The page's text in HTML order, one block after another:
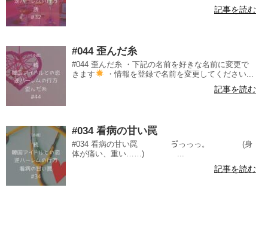
記事を読む
#044 歪んだ糸
#044 歪んだ糸 ・下記の名前を好きな名前に変更で
きます
・情報を登録で名前を変更してください...
記事を読む
#034 看病の甘い罠
#034 看病の甘い罠 ゔっっっ。 (身
体が痛い、重い……) ...
記事を読む